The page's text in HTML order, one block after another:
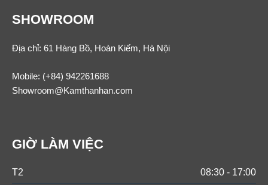
SHOWROOM
Địa chỉ: 61 Hàng Bồ, Hoàn Kiếm, Hà Nội
Mobile: (+84) 942261688
Showroom@Kamthanhan.com
GIỜ LÀM VIỆC
T2
08:30 - 17:00